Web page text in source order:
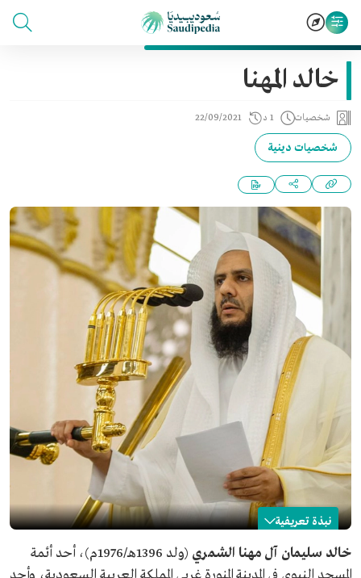
خالد المهنا
شخصيات 1 د 22/09/2021
شخصيات دينية
نبذة تعريفية
خالد المهنا
خالد سليمان آل مهنا الشمري
(ولد 1396هـ/1976م)، أحد أئمة